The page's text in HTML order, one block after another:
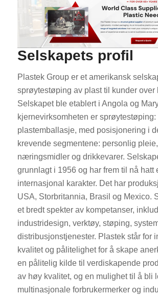
Selskapets profil
Plastek Group er et amerikansk
sprøytestøping av plast til kunder over
Selskapet ble etablert i Angola og
kjernevirksomheten er sprøytestøping:
plastemballasje, med posisjonering i
krevende segmentene: personlig
næringsmidler og drikkevarer.
grunnlagt i 1956 og har frem til nå hatt
internasjonal karakter. Det har
USA, Storbritannia, Brasil og Mexico.
et bredt spekter av kompetanser,
industridesign, verktøy, støping,
distribusjonstjenester. Plastek står for
kvalitet og pålitelighet for å skape
en pålitelig kilde til verdiskapende
av høy kvalitet, og en mulighet til å bli
multinasjonale forbrukermerker og